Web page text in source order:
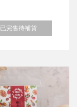
已完售待補貨